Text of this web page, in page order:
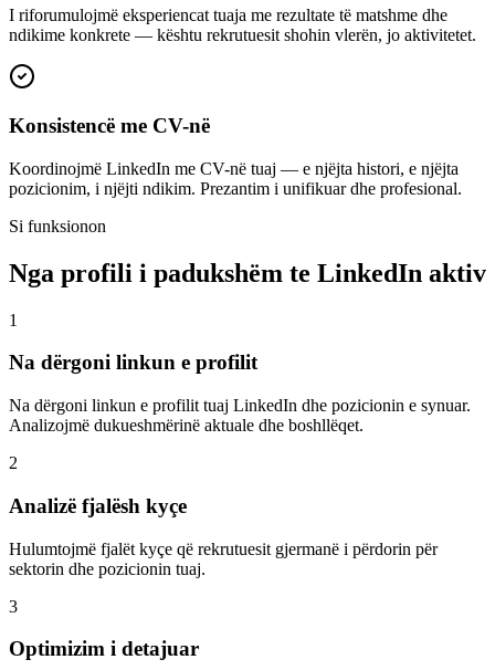
I riforumulojmë eksperiencat tuaja me rezultate të matshme dhe
ndikime konkrete — kështu rekrutuesit shohin vlerën, jo aktivitetet.
Konsistencë me CV-në
Koordinojmë LinkedIn me CV-në tuaj — e njëjta histori, e njëjta
pozicionim, i njëjti ndikim. Prezantim i unifikuar dhe profesional.
Si funksionon
Nga profili i padukshëm te LinkedIn aktiv
1
Na dërgoni linkun e profilit
Na dërgoni linkun e profilit tuaj LinkedIn dhe pozicionin e synuar.
Analizojmë dukueshmërinë aktuale dhe boshllëqet.
2
Analizë fjalësh kyçe
Hulumtojmë fjalët kyçe që rekrutuesit gjermanë i përdorin për
sektorin dhe pozicionin tuaj.
3
Optimizim i detajuar